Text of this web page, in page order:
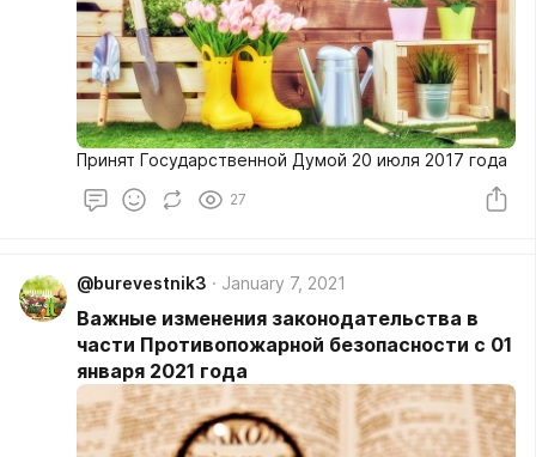
Принят Государственной Думой 20 июля 2017 года
27
@burevestnik3 January 7, 2021
Важные изменения законодательства в
части Противопожарной безопасности с 01
января 2021 года